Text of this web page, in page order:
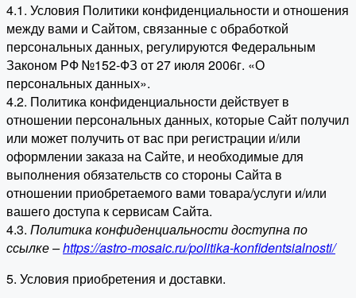
4.1. Условия Политики конфиденциальности и отношения
между вами и Сайтом, связанные с обработкой
персональных данных, регулируются Федеральным
Законом РФ №152-ФЗ от 27 июля 2006г. «О
персональных данных».
4.2. Политика конфиденциальности действует в
отношении персональных данных, которые Сайт получил
или может получить от вас при регистрации и/или
оформлении заказа на Сайте, и необходимые для
выполнения обязательств со стороны Сайта в
отношении приобретаемого вами товара/услуги и/или
вашего доступа к сервисам Сайта.
4.3. Политика конфиденциальности доступна по
ссылке –https://astro-mosaic.ru/politika-konfidentsialnosti/
5. Условия приобретения и доставки.